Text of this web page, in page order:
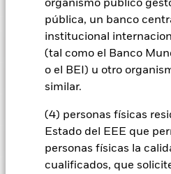
organismo público
pública, un banco
institucional
(tal como el Banco
o el BEI) u otro
similar.
(4) personas físicas
Estado del EEE que
personas físicas la
cualificados, que
Gráfico de
Ver gráfico completo
Los cambios en los tipos de
la rentabilidad de los títulos de
calificados sin categoría de
potenciales o reales pueden
Los mercados emergentes suelen
condiciones económicas y
desarrollados. Entre otros
«riesgo de liquidez», mayores
Datos clave
Activos netos del Fondo
Fecha de lanzamiento del
Divisa base
Características del
Número de posiciones
a 30 jun 2026
Beta de las acciones a 3 años
Indicador de riesgo
Calificaciones